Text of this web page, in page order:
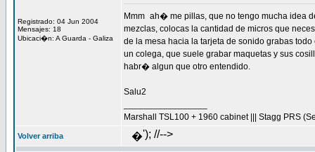
Registrado: 04 Jun 2004
Mensajes: 18
Ubicaci�n: A Guarda - Galiza
Mmm ah� me pillas, que no tengo mucha idea
mezclas, colocas la cantidad de micros que
de la mesa hacia la tarjeta de sonido grabas
un colega, que suele grabar maquetas y sus
habr� algun que otro entendido.
Salu2
Marshall TSL100 + 1960 cabinet ||| Stagg PRS
Volver arriba �'); //-->